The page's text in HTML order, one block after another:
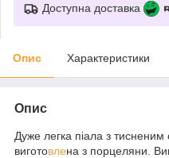
Доступна доставка
Опис Характеристики
Опис
Дуже легка піала з
виготовлена з порцеляни.